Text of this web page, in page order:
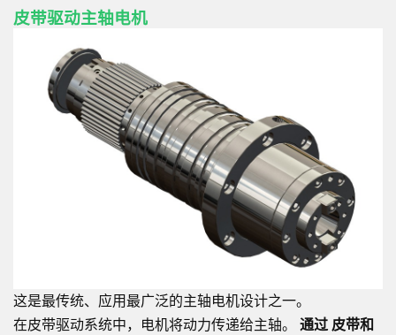
皮带驱动主轴电机
这是最传统、应用最广泛的主轴电机设计之一。
在皮带驱动系统中，电机将动力传递给主轴。 通过 皮带和